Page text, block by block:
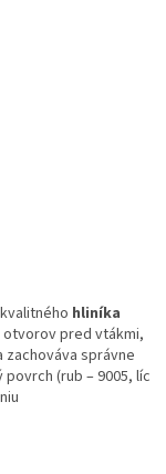
hliníka
pred vtákmi,
správne
(rub – 9005, líc